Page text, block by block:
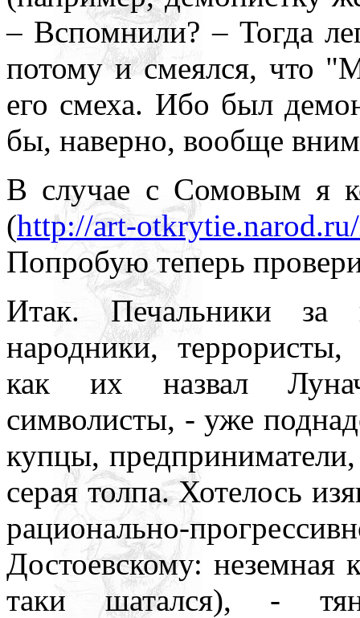
– Вспомнили? – Тогда
потому и смеялся, что
его смеха. Ибо был
бы, наверно, вообще
В случае с Сомовым я
(http://art-
Попробую теперь
Итак. Печальники за
народники,
как их назвал
символисты, - уже
купцы,
серая толпа. Хотелось
рационально-
Достоевскому: неземная
таки шатался), -